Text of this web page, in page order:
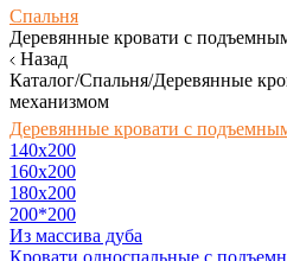
Спальня
Деревянные кровати с
Назад
Каталог/Спальня/Деревянные
механизмом
Деревянные кровати с
140x200
160х200
180х200
200*200
Из массива дуба
Кровати односпальные с